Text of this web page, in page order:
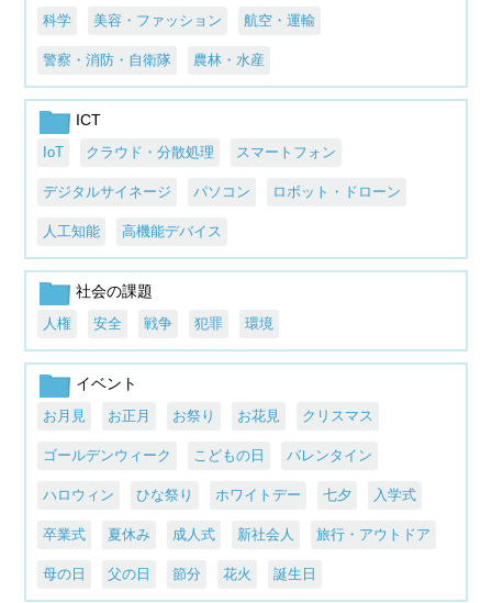
科学 美容・ファッション 航空・運輸
警察・消防・自衛隊 農林・水産
ICT
IoT クラウド・分散処理 スマートフォン
デジタルサイネージ パソコン ロボット・ドローン
人工知能 高機能デバイス
社会の課題
人権 安全 戦争 犯罪 環境
イベント
お月見 お正月 お祭り お花見 クリスマス
ゴールデンウィーク こどもの日 バレンタイン
ハロウィン ひな祭り ホワイトデー 七夕 入学式
卒業式 夏休み 成人式 新社会人 旅行・アウトドア
母の日 父の日 節分 花火 誕生日